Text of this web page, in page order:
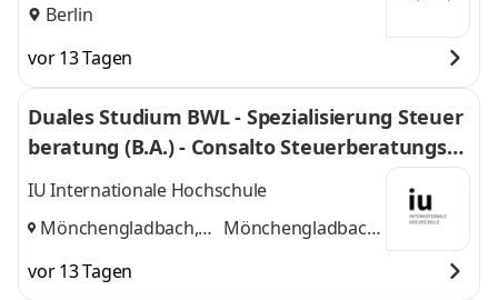
Berlin
vor 13 Tagen
Duales Studium BWL - Spezialisierung Steuer
beratung (B.A.) - Consalto Steuerberatungsge
sellschaft mbH
IU Internationale Hochschule
Mönchengladbach,
Mönchengladbach,
vor 13 Tagen